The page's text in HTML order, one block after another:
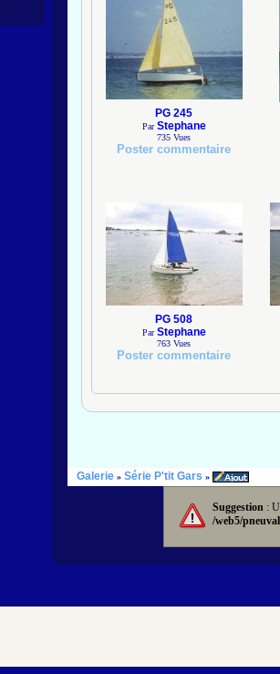
PG 245
ParStephane
735 Vues
Poster commentaire
PG 508
ParStephane
763 Vues
Poster commentaire
Galerie» Série P'tit Gars »
Suggestion :
/web5/